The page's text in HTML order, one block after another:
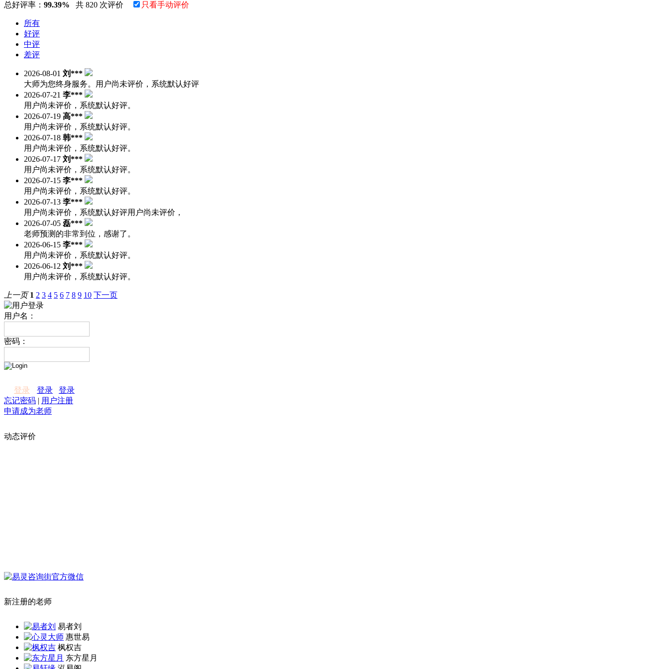
总好评率： 99.39% 共 820 次评价 只看手动评价
所有
好评
中评
差评
2026-08-01 刘***
大师为您终身服务。用户尚未评价，系统默认好评
2026-07-21 李***
用户尚未评价，系统默认好评。
2026-07-19 高***
用户尚未评价，系统默认好评。
2026-07-18 韩***
用户尚未评价，系统默认好评。
2026-07-17 刘***
用户尚未评价，系统默认好评。
2026-07-15 李***
用户尚未评价，系统默认好评。
2026-07-13 李***
用户尚未评价，系统默认好评用户尚未评价，
2026-07-05 磊***
老师预测的非常到位，感谢了。
2026-06-15 李***
用户尚未评价，系统默认好评。
2026-06-12 刘***
用户尚未评价，系统默认好评。
上一页 1 2 3 4 5 6 7 8 9 10 下一页
用户名：
密码：
登录 登录
登录
忘记密码 | 用户注册
申请成为老师
动态评价
新注册的老师
易者刘
惠世易
枫权吉
东方星月